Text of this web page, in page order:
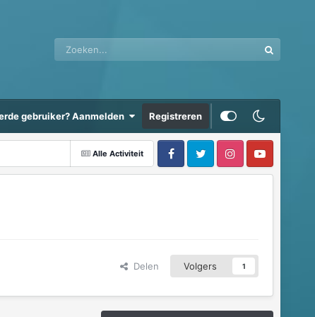
gebruiker? Aanmelden Registreren
Alle Activiteit
Delen Volgers 1